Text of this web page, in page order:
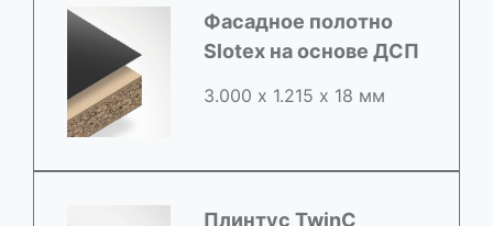
Фасадное полотно
Slotex на основе ДСП
3.000 х 1.215 х 18 мм
Плинтус TwinC